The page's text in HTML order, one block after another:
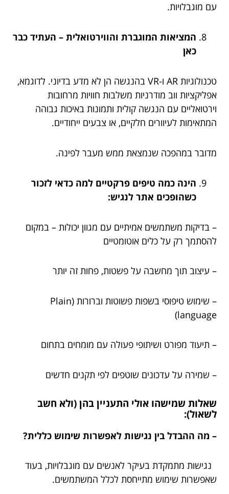
עם מוגבלויות.
המציאות המוגברת והווירטואלית – העתיד כבר
כאן
טכנולוגיות AR ו-VR בהנגשה הן לא מדע בדיוני. לדוגמא,
אפליקציות ווב מודרניות משלבות חוויות מרחובות
וירטואליים עם הנגשה קולית ותמונות באיכות גבוהה
המתאימות לעיוורים חלקיים, או צבעים ייחודיים.
מדובר במהפכה שנמצאת ממש מעבר לפינה.
הינה כמה טיפים פרקטיים למה כדאי לזכור
כשהופכים אתר לנגיש:
– בדיקות משתמשים אמיתיים עם מגוון יכולות – במקום
להסתמך רק על כלים אוטומטיים
– עיצוב תוך מחשבה על פשטות, פחות זה יותר
– שימוש טיפוסי בשפות פשוטות וברורות (Plain
language)
– תיעוד מפורט ושיתופי פעולה עם מומחים בתחום
– שמירה על עדכונים שוטפים לפי תקנים חדשים
שאלות שמישהו אולי התעניין בהן (ולא חשב
לשאול):
– מה ההבדל בין נגישות לאפשרות שימוש כללית?
נגישות מתמקדת בעיקר לאנשים עם מוגבלויות, בעוד
שאפשרות שימוש מתייחסת לכלל המשתמשים.